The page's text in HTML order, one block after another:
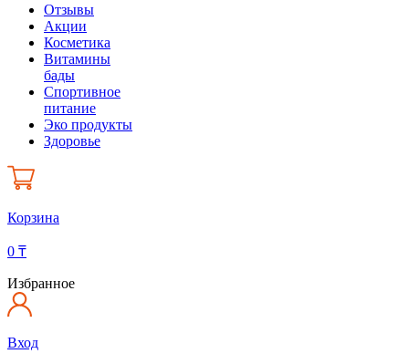
Отзывы
Акции
Косметика
Витамины
бады
Спортивное
питание
Эко продукты
Здоровье
Корзина
0 ₸
Избранное
Вход